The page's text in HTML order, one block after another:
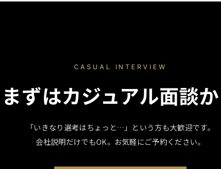
CASUAL INTERVIEW
まずはカジュアル面談
「いきなり選考はちょっと…」という方も大歓迎です。
会社説明だけでもOK。お気軽にご予約ください。